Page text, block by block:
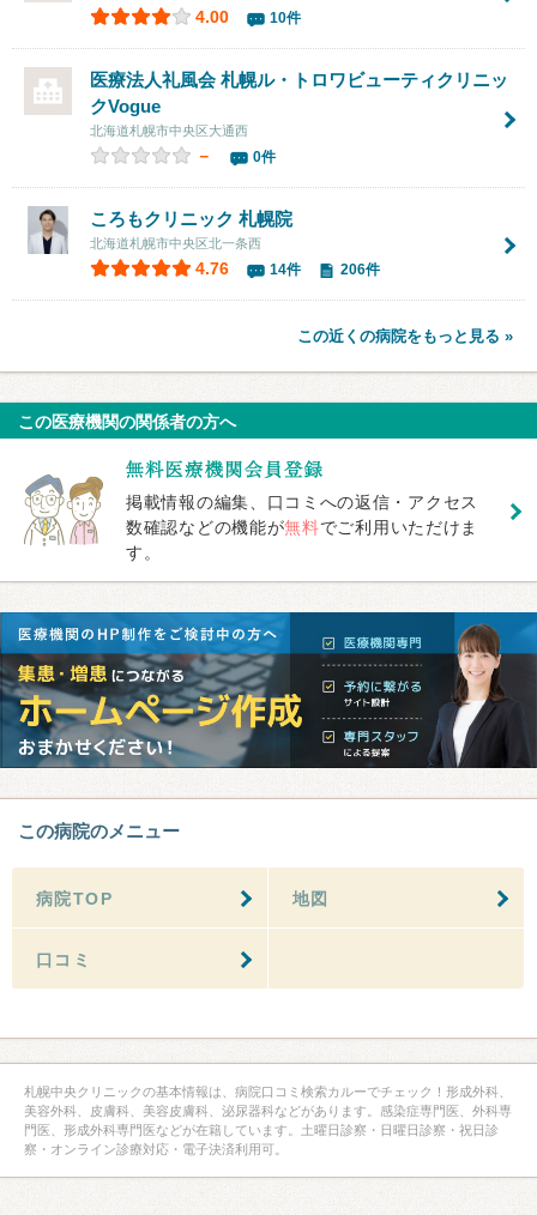
4.00 10件
医療法人礼風会 札幌ル・トロワビューティクリニッ
クVogue
北海道札幌市中央区大通西
－ 0件
ころもクリニック 札幌院
北海道札幌市中央区北一条西
4.76 14件 206件
この近くの病院をもっと見る »
この医療機関の関係者の方へ
掲載情報の編集、口コミへの返信・アクセス
数確認などの機能が無料でご利用いただけま
す。
この病院のメニュー
病院TOP 地図
口コミ
札幌中央クリニックの基本情報は、病院口コミ検索カルーでチェック！形成外科、
美容外科、皮膚科、美容皮膚科、泌尿器科などがあります。感染症専門医、外科専
門医、形成外科専門医などが在籍しています。土曜日診察・日曜日診察・祝日診
察・オンライン診療対応・電子決済利用可。